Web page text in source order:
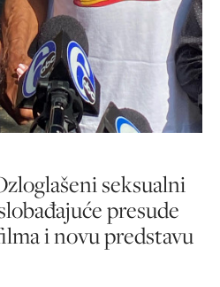
seksualni
presude
i novu predstavu